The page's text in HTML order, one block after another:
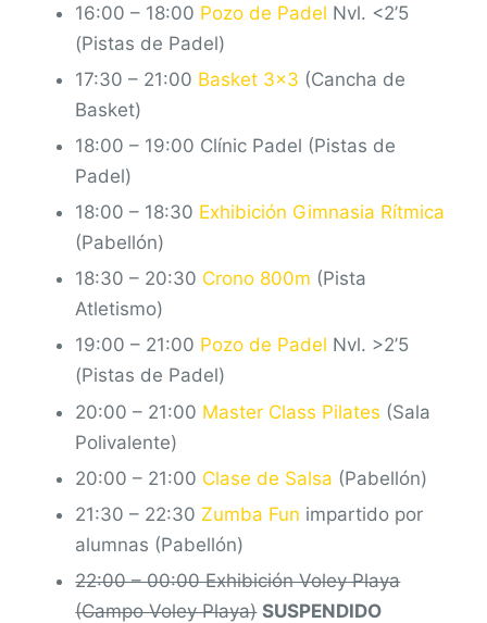
16:00 – 18:00 Pozo de Padel Nvl. <2’5
(Pistas de Padel)
17:30 – 21:00 Basket 3×3 (Cancha de
Basket)
18:00 – 19:00 Clínic Padel (Pistas de
Padel)
18:00 – 18:30 Exhibición Gimnasia Rítmica
(Pabellón)
18:30 – 20:30 Crono 800m (Pista
Atletismo)
19:00 – 21:00 Pozo de Padel Nvl. >2’5
(Pistas de Padel)
20:00 – 21:00 Master Class Pilates (Sala
Polivalente)
20:00 – 21:00 Clase de Salsa (Pabellón)
21:30 – 22:30 Zumba Fun impartido por
alumnas (Pabellón)
22:00 – 00:00 Exhibición Voley Playa
(Campo Voley Playa) SUSPENDIDO